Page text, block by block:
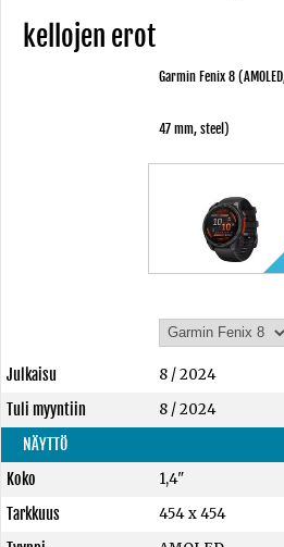
kellojen erot
Garmin Fenix 8
47 mm, steel)
Julkaisu 8 / 2024
Tuli myyntiin
8 / 2024
NÄYTTÖ
Koko
1,4"
Tarkkuus
454 x 454